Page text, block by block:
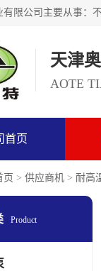
天津
AOTE
首页
页 > 供应商机 > 耐高
Product